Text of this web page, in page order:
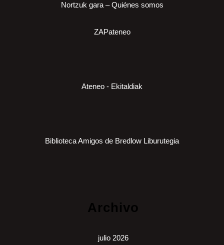
Nortzuk gara – Quiénes somos
ZAPateneo
Ateneo - Ekitaldiak
Biblioteca Amigos de Bredlow Liburutegia
Archivo
julio 2026